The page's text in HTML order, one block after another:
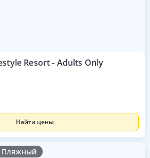
Resort - Adults Only
Найти цены
Пляжный